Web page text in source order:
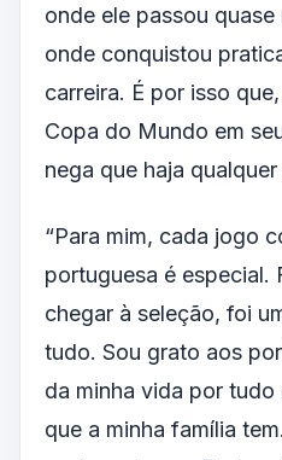
onde ele passou
onde conquistou
carreira. É por isso
Copa do Mundo em
nega que haja
“Para mim, cada jogo
portuguesa é especial.
chegar à seleção, foi
tudo. Sou grato aos
da minha vida por
que a minha família